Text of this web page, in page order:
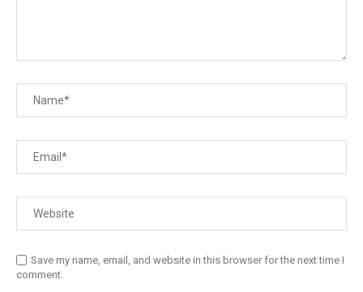
Save my name, email, and website in this browser for the next time I
comment.